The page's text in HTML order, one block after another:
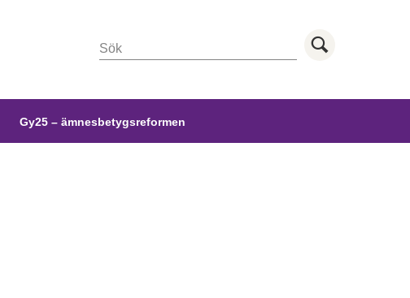
Sök
Gy25 – ämnesbetygsreformen